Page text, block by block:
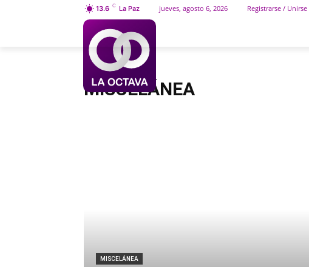
13.6 C La Paz jueves, agosto 6, 2026 Registrarse / Unirse
Inicio Miscelánea
MISCELÁNEA
MISCELÁNEA